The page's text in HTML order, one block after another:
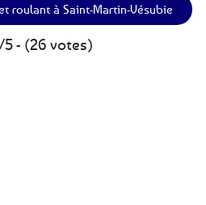
roulant à Saint-Martin-Vésubie
5 - (26 votes)